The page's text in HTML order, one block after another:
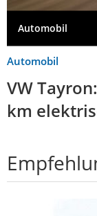
Automobil
Automobil
VW
km